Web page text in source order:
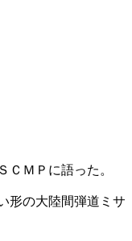
ＭＰに語った。
形の大陸間弾道ミサ